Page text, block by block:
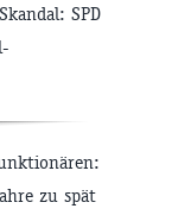
SPD
zu spät